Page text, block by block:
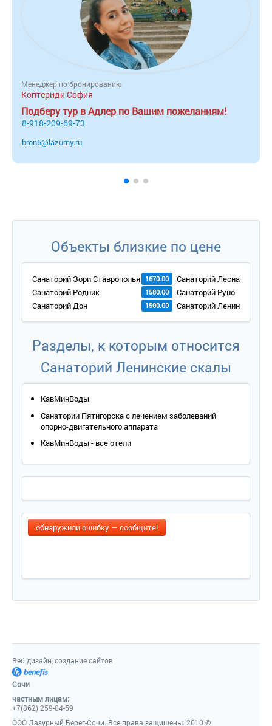
Менеджер по бронированию
Коптериди София
Подберу тур в Адлер по Вашим пожеланиям!
8-918-209-69-73
bron5@lazurny.ru
Объекты близкие по цене
Санаторий Зори Ставрополья 1670.00
Санаторий Лесная Поляна
Санаторий Родник
1580.00
Санаторий Руно
Санаторий Дон
1500.00 Санаторий Ленинские
Разделы, к которым относится
Санаторий Ленинские скалы
КавМинВоды
Санатории Пятигорска с лечением заболеваний
опорно-двигательного аппарата
КавМинВоды - все отели
обнаружили ошибку — сообщите!
Веб дизайн, создание сайтов
Сочи
частным лицам:
+7(862) 259-04-59
ООО Лазурный Берег-Сочи. Все права защищены. 2010.©